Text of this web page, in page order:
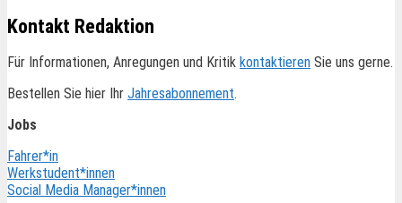
Kontakt Redaktion
Für Informationen, Anregungen und Kritik kontaktieren Sie uns gerne.
Bestellen Sie hier Ihr Jahresabonnement.
Jobs
Fahrer*in
Werkstudent*innen
Social Media Manager*innen